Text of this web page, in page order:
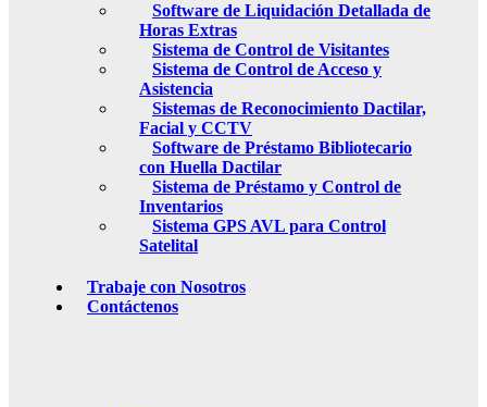
Software de Liquidación Detallada de
Horas Extras
Sistema de Control de Visitantes
Sistema de Control de Acceso y
Asistencia
Sistemas de Reconocimiento Dactilar,
Facial y CCTV
Software de Préstamo Bibliotecario
con Huella Dactilar
Sistema de Préstamo y Control de
Inventarios
Sistema GPS AVL para Control
Satelital
Trabaje con Nosotros
Contáctenos